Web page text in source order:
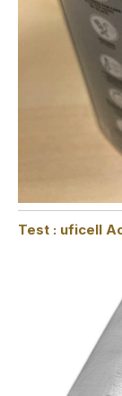
Test : uficell